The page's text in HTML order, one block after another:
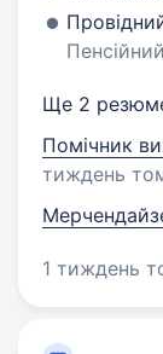
Ще 2
Помічник
тиждень
1 тиждень